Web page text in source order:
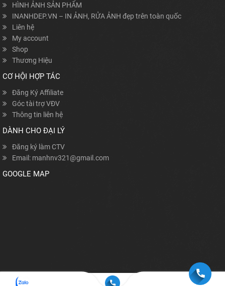
HÌNH ẢNH SẢN PHẨM
INANHDEP.VN – IN ẢNH, RỬA ẢNH đẹp trên toàn quốc
Liên hệ
My account
Shop
Thương Hiệu
CƠ HỘI HỢP TÁC
Đăng Ký Affiliate
Góc tài trợ VĐV
Thông tin liên hệ
DÀNH CHO ĐẠI LÝ
Đăng ký làm CTV
Email: manhnv321@gmail.com
GOOGLE MAP